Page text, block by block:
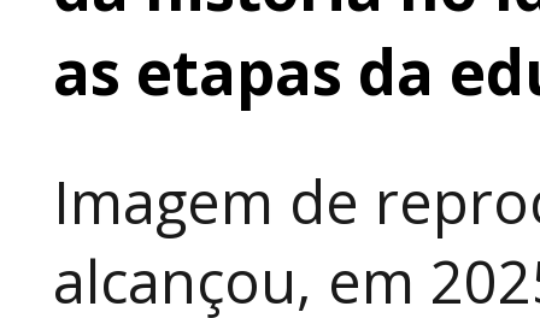
as etapas da
Imagem de
alcançou, em